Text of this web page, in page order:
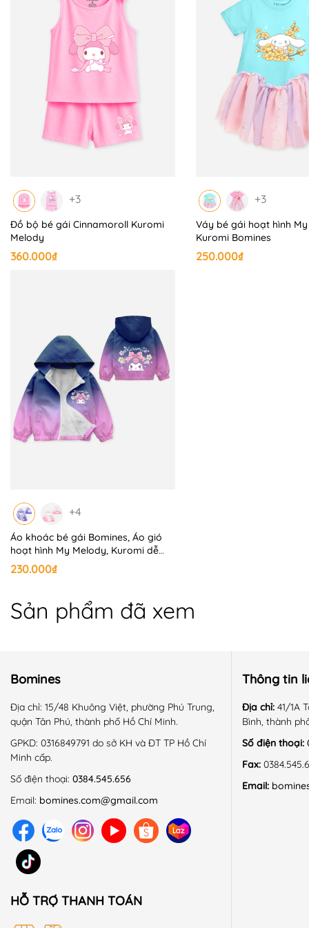
+3
Đồ bộ bé gái Cinnamoroll Kuromi
Melody
360.000₫
+3
Váy bé gái hoạt hình
Kuromi Bomines
250.000₫
+4
Áo khoác bé gái Bomines, Áo gió
hoạt hình My Melody, Kuromi dễ
thương
230.000₫
Sản phẩm đã xem
Bomines
Địa chỉ: 15/48 Khuông Việt, phường Phú Trung,
quận Tân Phú, thành phố Hồ Chí Minh.
GPKD: 0316849791 do sở KH và ĐT TP Hồ Chí
Minh cấp.
Số điện thoại: 0384.545.656
Email: bomines.com@gmail.com
HỖ TRỢ THANH TOÁN
Thông tin
Địa chỉ: 41/1A
Bình, thành
Số điện thoại:
Fax:
Email: